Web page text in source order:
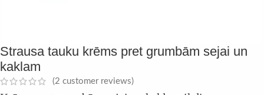
Strausa tauku krēms pret grumbām sejai un
kaklam
(2 customer reviews)